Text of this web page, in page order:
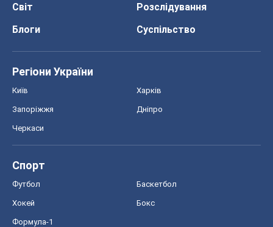
Світ
Розслідування
Блоги
Суспільство
Регіони України
Київ Харків
Запоріжжя Дніпро
Черкаси
Спорт
Футбол Баскетбол
Хокей Бокс
Формула-1